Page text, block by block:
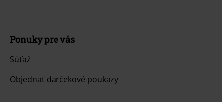
Ponuky pre vás
Súťaž
Objednať darčekové poukazy